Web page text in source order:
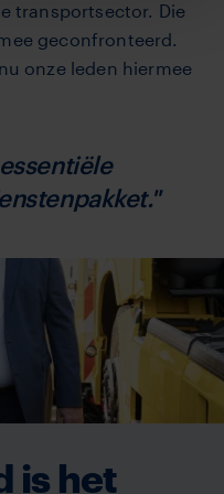
transportsector. Die
geconfronteerd.
onze leden hiermee
is het